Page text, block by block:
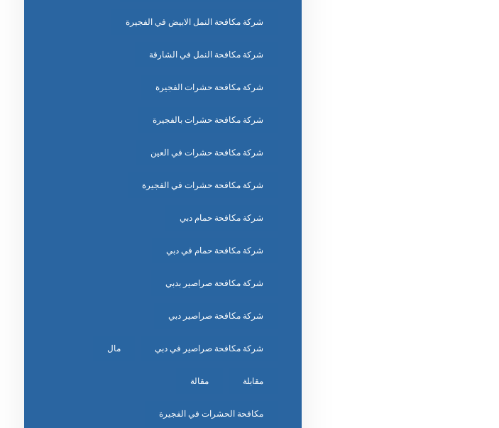
شركة مكافحة النمل الابيض في الفجيرة
شركة مكافحة النمل في الشارقة
شركة مكافحة حشرات الفجيرة
شركة مكافحة حشرات بالفجيرة
شركة مكافحة حشرات في العين
شركة مكافحة حشرات في الفجيرة
شركة مكافحة حمام دبي
شركة مكافحة حمام في دبي
شركة مكافحة صراصير بدبي
شركة مكافحة صراصير دبي
شركة مكافحة صراصير في دبي مال
مقابلة مقالة
مكافحة الحشرات في الفجيرة